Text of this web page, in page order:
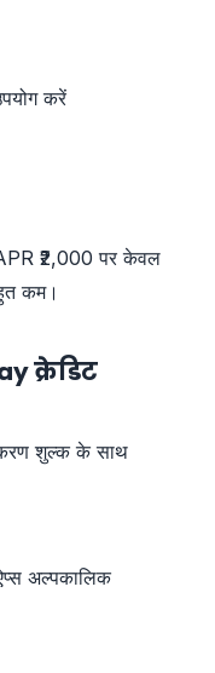
करें
₹2,000 पर केवल
कम।
क्रेडिट
शुल्क के साथ
अल्पकालिक